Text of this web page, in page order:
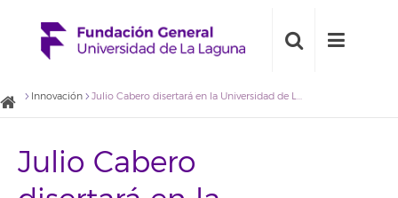
Innovación Julio Cabero disertará en la Universidad de La Laguna sobre Realidad Aumentada en Educación
Julio Cabero